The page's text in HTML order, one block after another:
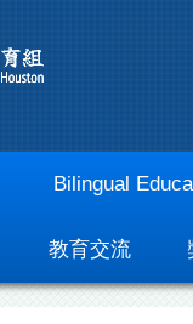
Bilingual
教育交流